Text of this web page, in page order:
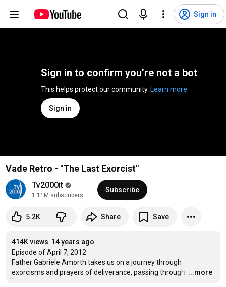
Sign in
Sign in to confirm you’re not a bot
Learn more
Sign in
Vade Retro - "The Last Exorcist"
Tv2000it
1.11M subscribers
Subscribe
5.2K Share Save
414K views 14 years ago
Episode of April 7, 2012
Father Gabriele Amorth takes us on a journey through
exorcisms and prayers of deliverance, passing through …
...more